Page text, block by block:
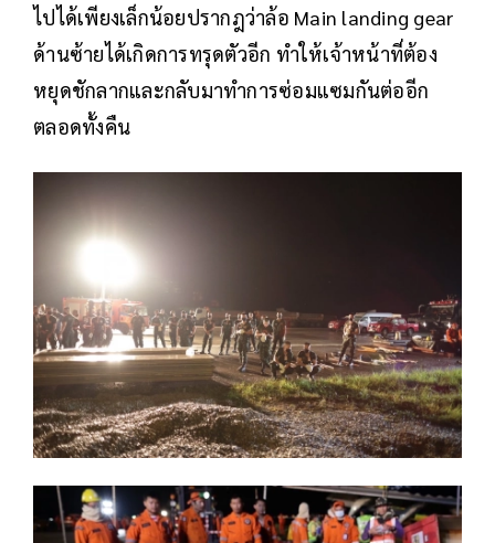
ไปได้เพียงเล็กน้อยปรากฎว่าล้อ Main landing gear
ด้านซ้ายได้เกิดการทรุดตัวอีก ทำให้เจ้าหน้าที่ต้อง
หยุดชักลากและกลับมาทำการซ่อมแซมกันต่ออีก
ตลอดทั้งคืน